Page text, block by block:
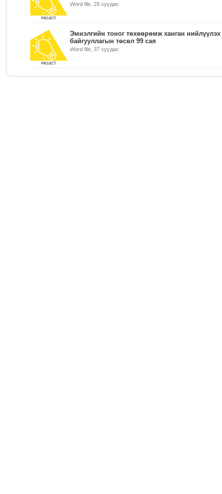
Word file, 28 хуудас
Эмнэлгийн тоног төхөөрөмж ханган нийлүүлэх
байгууллагын төсөл 99 сая
Word file, 37 хуудас